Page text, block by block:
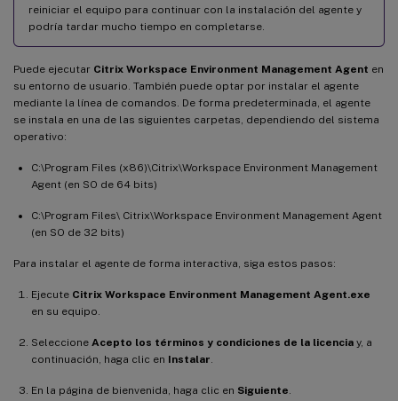
reiniciar el equipo para continuar con la instalación del agente y
podría tardar mucho tiempo en completarse.
Puede ejecutar Citrix Workspace Environment Management Agent en
su entorno de usuario. También puede optar por instalar el agente
mediante la línea de comandos. De forma predeterminada, el agente
se instala en una de las siguientes carpetas, dependiendo del sistema
operativo:
C:\Program Files (x86)\Citrix\Workspace Environment Management
Agent (en SO de 64 bits)
C:\Program Files\ Citrix\Workspace Environment Management Agent
(en SO de 32 bits)
Para instalar el agente de forma interactiva, siga estos pasos:
Ejecute Citrix Workspace Environment Management Agent.exe
en su equipo.
Seleccione Acepto los términos y condiciones de la licencia y, a
continuación, haga clic en Instalar
En la página de bienvenida, haga clic en Siguiente